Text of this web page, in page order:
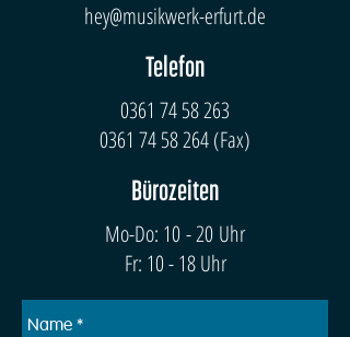
hey@musikwerk-erfurt.de
Telefon
0361 74 58 263
0361 74 58 264(Fax)
Bürozeiten
Mo-Do: 10 - 20 Uhr
Fr: 10 - 18 Uhr